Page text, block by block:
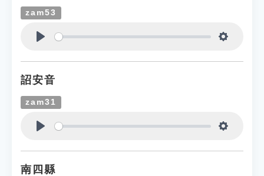
zam53
詔安音
zam31
南四縣